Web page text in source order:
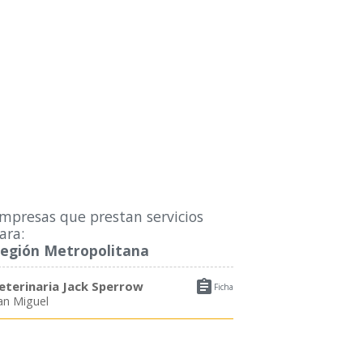
que prestan servicios
Metropolitana
 Ficha
Jack Sperrow
Miguel